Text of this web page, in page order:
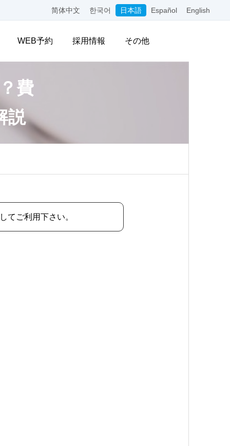
简体中文 한국어 日本語 Español English
WEB予約 採用情報 その他
費
説
てご利用下さい。